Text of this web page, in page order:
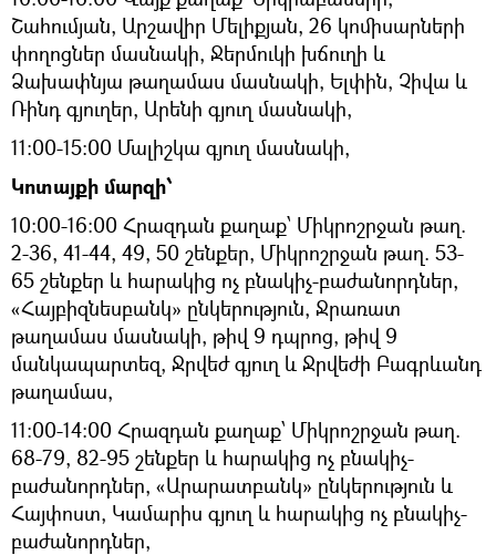
Շահումյան, Արշավիր Մելիքյան, 26 կոմիսարների
փողոցներ մասնակի, Ջերմուկի խճուղի և
Ձախափնյա թաղամաս մասնակի, Ելփին, Չիվա և
Ռինդ գյուղեր, Արենի գյուղ մասնակի,
11:00-15:00 Մալիշկա գյուղ մասնակի,
Կոտայքի մարզի՝
10:00-16:00 Հրազդան քաղաք՝ Միկրոշրջան թաղ.
2-36, 41-44, 49, 50 շենքեր, Միկրոշրջան թաղ. 53-
65 շենքեր և հարակից ոչ բնակիչ-բաժանորդներ,
«Հայբիզնեսբանկ» ընկերություն, Ջրառատ
թաղամաս մասնակի, թիվ 9 դպրոց, թիվ 9
մանկապարտեզ, Ջրվեժ գյուղ և Ջրվեժի Բագրևանդ
թաղամաս,
11։00-14։00 Հրազդան քաղաք՝ Միկրոշրջան թաղ.
68-79, 82-95 շենքեր և հարակից ոչ բնակիչ-
բաժանորդներ, «Արարատբանկ» ընկերություն և
Հայփոստ, Կամարիս գյուղ և հարակից ոչ բնակիչ-
բաժանորդներ,